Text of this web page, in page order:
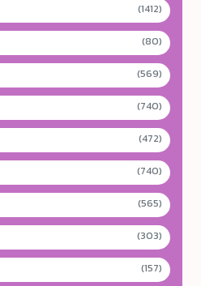
(1412)
(80)
(569)
(740)
(472)
(740)
(565)
(303)
(157)